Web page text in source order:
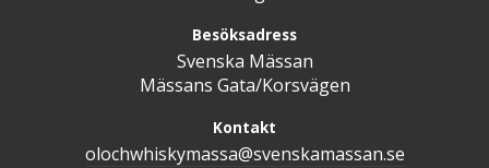
Besöksadress
Svenska Mässan
Mässans Gata/Korsvägen
Kontakt
olochwhiskymassa@svenskamassan.se